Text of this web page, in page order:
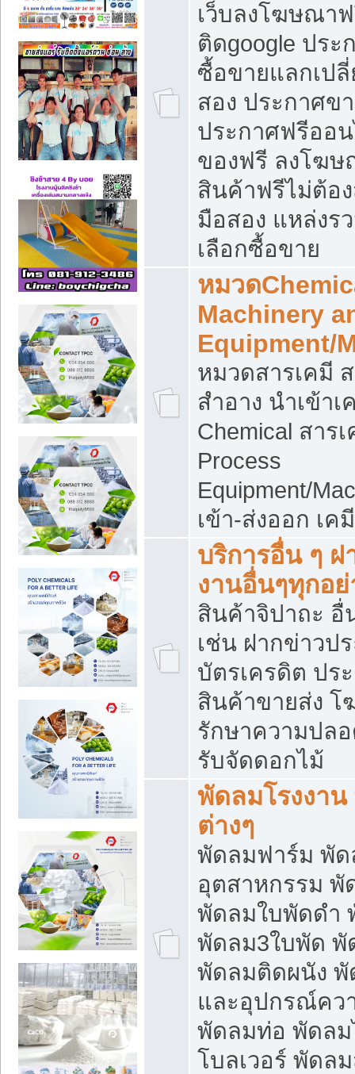
เว็บลงโฆษณา
ติดgoogle ปร
ซื้อขายแลกเป
สอง ประกาศข
ประกาศฟรีออ
ของฟรี ลงโฆ
สินค้าฟรีไม่ต้อ
มือสอง แหล่งร
เลือกซื้อขาย
หมวด
Machinery
Equipment/
หมวดสารเคมี
สำอาง นำเข้
Chemical สาร
Process
Equipment/
เข้า-ส่งออก เ
บริการอื่น ๆ
งานอื่นๆทุกอ
สินค้าจิปาถะ อื่
เช่น ฝากข่าวป
บัตรเครดิต ปร
สินค้าขายส่ง
รักษาความปล
รับจัดดอกไม้
พัดลมโรงงา
ต่างๆ
พัดลมฟาร์ม พัด
อุตสาหกรรม
พัดลมใบพัดดำ
พัดลม3ใบพัด พั
พัดลมติดผนัง
และอุปกรณ์คว
พัดลมท่อ พัดลม
โบลเวอร์ พัดล